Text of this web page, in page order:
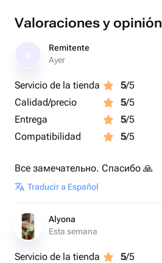
Valoraciones y opinión
Remitente
Ayer
Servicio de la tienda 5/5
Calidad/precio
5/5
Entrega
5/5
Compatibilidad
5/5
Все замечательно. Спасибо 🙏
Traducir a Español
Alyona
Esta semana
Servicio de la tienda 5/5